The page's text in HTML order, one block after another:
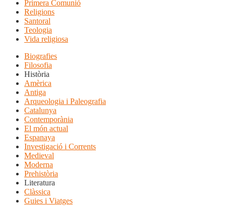
Primera Comunió
Religions
Santoral
Teologia
Vida religiosa
Biografies
Filosofia
Història
Amèrica
Antiga
Arqueologia i Paleografia
Catalunya
Contemporània
El món actual
Espanaya
Investigació i Corrents
Medieval
Moderna
Prehistòria
Literatura
Clàssica
Guies i Viatges